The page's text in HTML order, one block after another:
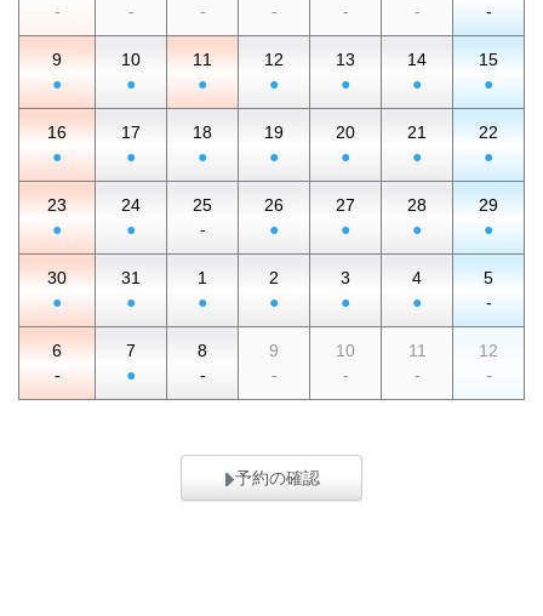
-
-
-
-
-
-
-
9
●
10
●
11
●
12
●
13
●
14
●
15
●
16
●
17
●
18
●
19
●
20
●
21
●
22
●
23
●
24
●
25
-
26
●
27
●
28
●
29
●
30
●
31
●
1
●
2
●
3
●
4
●
5
-
6
-
7
●
8
-
9
-
10
-
11
-
12
-
予約の確認